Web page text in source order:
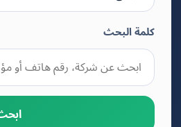
كلمة البحث
ابحث